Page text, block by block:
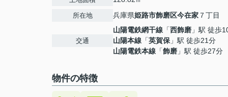
所在地 兵庫県姫路市飾磨区今在家 ７丁目
交通
山陽電鉄網干線 「西飾磨 」駅 徒歩
山陽本線 「英賀保 」駅 徒歩21分
山陽電鉄本線 「飾磨 」駅 徒歩27分
物件の特徴